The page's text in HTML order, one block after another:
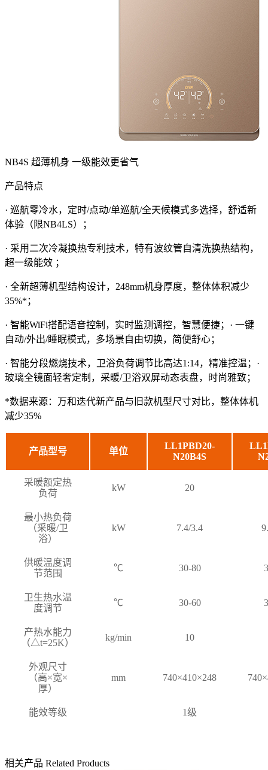
NB4S 超薄机身 一级能效更省气
产品特点
· 巡航零冷水，定时/点动/单巡航/全天候模式多选择，舒适新
体验（限NB4LS）；
· 采用二次冷凝换热专利技术，特有波纹管自清洗换热结构，
超一级能效 ；
· 全新超薄机型结构设计，248mm机身厚度，整体体积减少
35%*；
· 智能WiFi搭配语音控制，实时监测调控，智慧便捷；· 一键
自动/外出/睡眠模式，多场景自由切换，简便舒心；
· 智能分段燃烧技术，卫浴负荷调节比高达1:14，精准控温；·
玻璃全镜面轻奢定制，采暖/卫浴双屏动态表盘，时尚雅致；
*数据来源：万和迭代新产品与旧款机型尺寸对比，整体体机
减少35%
产品型号 单位
LL1PBD20-
N20B4S
采暖额定热
负荷
kW 20
最小热负荷
（采暖/卫
浴）
kW 7.4/3.4
供暖温度调
节范围
℃ 30-80
卫生热水温
度调节
℃ 30-60
产热水能力
（△t=25K）
kg/min 10
外观尺寸
（高×宽×
厚）
mm 740×410×248
能效等级 1级
相关产品 Related Products